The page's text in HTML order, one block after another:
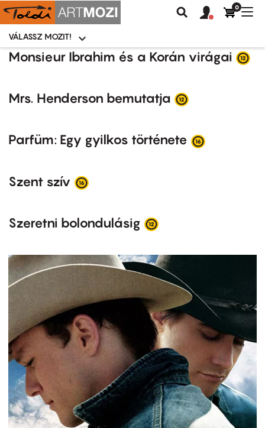
Ugrás
Moziválasztó
menü
VÁLASSZ MOZIT!
Keresés
Felhasználói
fiók
0
Monsieur Ibrahim és a Korán virágai
Mrs. Henderson bemutatja
Parfüm: Egy gyilkos története
Szent szív
Szeretni bolondulásig